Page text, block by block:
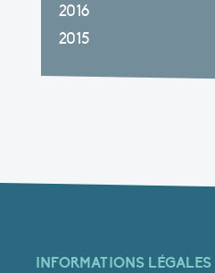
2016
2015
INFORMATIONS LÉGALES